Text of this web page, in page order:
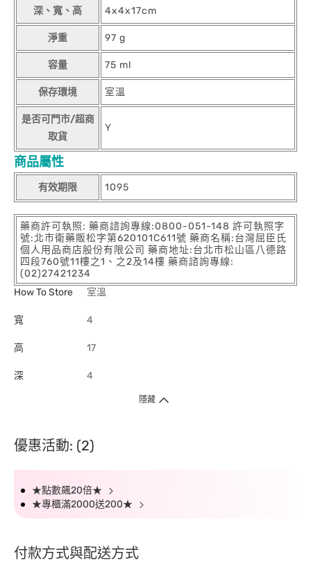
深、寬、高 4x4x17cm
淨重 97 g
容量 75 ml
保存環境 室溫
是否可門市/超商
取貨
Y
商品屬性
有效期限 1095
藥商許可執照: 藥商諮詢專線:0800-051-148 許可執照字
號:北市衛藥販松字第620101C611號 藥商名稱:台灣屈臣氏
個人用品商店股份有限公司 藥商地址:台北市松山區八德路
四段760號11樓之1、之2及14樓 藥商諮詢專線:
(02)27421234
How To Store
室溫
寬 4
高 17
深 4
隱藏
優惠活動: (2)
★點數飆20倍★
★專櫃滿2000送200★
付款方式與配送方式